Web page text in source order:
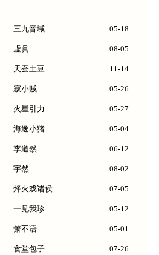
三九音域 05-18
虚眞 08-05
天蚕土豆 11-14
寂小贼 05-26
火星引力 05-27
海逸小猪 05-04
李道然 06-12
宇然 08-02
烽火戏诸侯 07-05
一见我珍 05-12
箫不语 05-01
食堂包子 07-26